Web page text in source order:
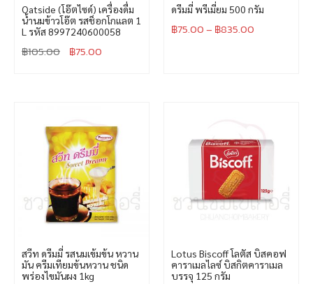
Oatside (โอ๊ตไซด์) เครื่องดื่ม
น้ำนมข้าวโอ๊ต รสช็อกโกแลต 1
L รหัส 8997240600058
฿105.00 ฿75.00
ดรีมมี่ พรีเมี่ยม 500 กรัม
฿75.00– ฿835.00
สวีท ดรีมมี่ รสนมเข้มข้น หวาน
มัน ครีมเทียมข้นหวาน ชนิด
พร่องไขมันผง 1kg
Lotus Biscoff โลตัส บิสคอฟ
คาราเมลไลซ์ บิสกิตคาราเมล
บรรจุ 125 กรัม